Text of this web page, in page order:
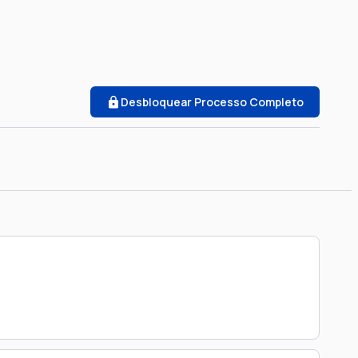
Desbloquear Processo Completo